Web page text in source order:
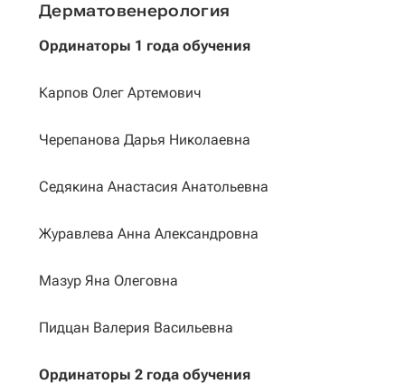
Дерматовенерология
Ординаторы 1 года обучения
Карпов Олег Артемович
Черепанова Дарья Николаевна
Седякина Анастасия Анатольевна
Журавлева Анна Александровна
Мазур Яна Олеговна
Пидцан Валерия Васильевна
Ординаторы 2 года обучения